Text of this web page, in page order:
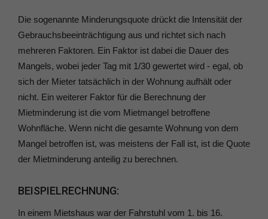
Die sogenannte Minderungsquote drückt die Intensität der
Gebrauchsbeeinträchtigung aus und richtet sich nach
mehreren Faktoren. Ein Faktor ist dabei die Dauer des
Mangels, wobei jeder Tag mit 1/30 gewertet wird - egal, ob
sich der Mieter tatsächlich in der Wohnung aufhält oder
nicht. Ein weiterer Faktor für die Berechnung der
Mietminderung ist die vom Mietmangel betroffene
Wohnfläche. Wenn nicht die gesamte Wohnung von dem
Mangel betroffen ist, was meistens der Fall ist, ist die Quote
der Mietminderung anteilig zu berechnen.
BEISPIELRECHNUNG:
In einem Mietshaus war der Fahrstuhl vom 1. bis 16.